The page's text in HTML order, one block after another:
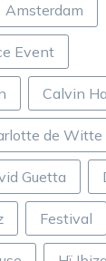
Amsterdam
Event
Calvin
de Witte
Guetta
Festival